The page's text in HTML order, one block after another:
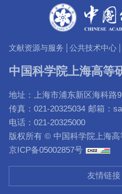
文献资源与服务 公共技术中心
中国科学院上海高等
地址：上海市浦东新区海科路
传真：021-20325034 邮箱：
电话：021-20325000
版权所有 © 中国科学院上海高
京ICP备05002857号
友情链接